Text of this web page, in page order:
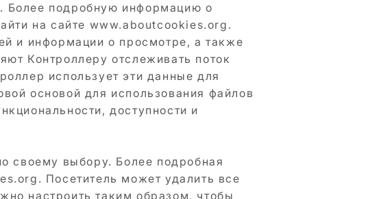
Более подробную информацию о
на сайте www.aboutcookies.org .
и информации о просмотре, а также
Контроллеру отслеживать поток
использует эти данные для
основой для использования файлов
доступности и
своему выбору. Более подробная
. Посетитель может удалить все
настроить таким образом, чтобы